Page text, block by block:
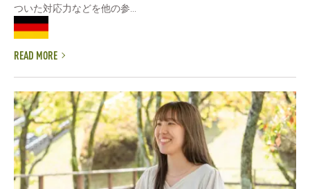
ついた対応力などを他の参...
READ MORE